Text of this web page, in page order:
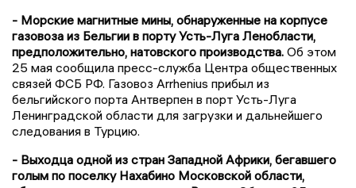
- Морские магнитные мины, обнаруженные на корпусе
газовоза из Бельгии в порту Усть-Луга Ленобласти,
предположительно, натовского производства. Об этом
25 мая сообщила пресс-служба Центра общественных
связей ФСБ РФ. Газовоз Arrhenius прибыл из
бельгийского порта Антверпен в порт Усть-Луга
Ленинградской области для загрузки и дальнейшего
следования в Турцию.
- Выходца одной из стран Западной Африки, бегавшего
голым по поселку Нахабино Московской области,